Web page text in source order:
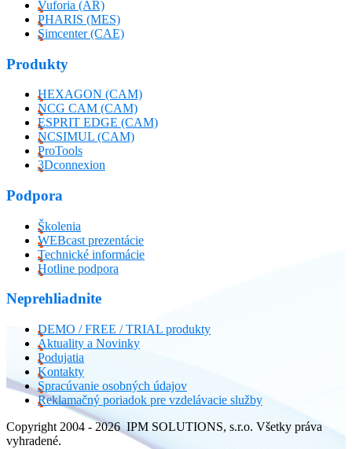
Vuforia (AR)
PHARIS (MES)
Simcenter (CAE)
Produkty
HEXAGON (CAM)
NCG CAM (CAM)
ESPRIT EDGE (CAM)
NCSIMUL (CAM)
ProTools
3Dconnexion
Podpora
Školenia
WEBcast prezentácie
Technické informácie
Hotline podpora
Neprehliadnite
DEMO / FREE / TRIAL produkty
Aktuality a Novinky
Podujatia
Kontakty
Spracúvanie osobných údajov
Reklamačný poriadok pre vzdelávacie služby
Copyright 2004 - 2026 IPM SOLUTIONS, s.r.o. Všetky práva
vyhradené.